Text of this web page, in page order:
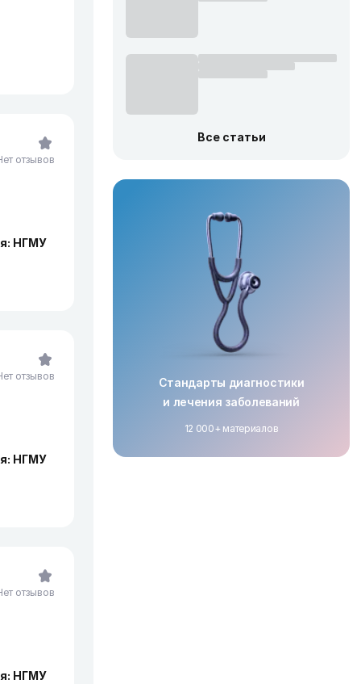
НГМУ
отзывов
НГМУ
отзывов
НГМУ
отзывов
Все статьи
Стандарты диагностики
и лечения заболеваний
12 000+ материалов